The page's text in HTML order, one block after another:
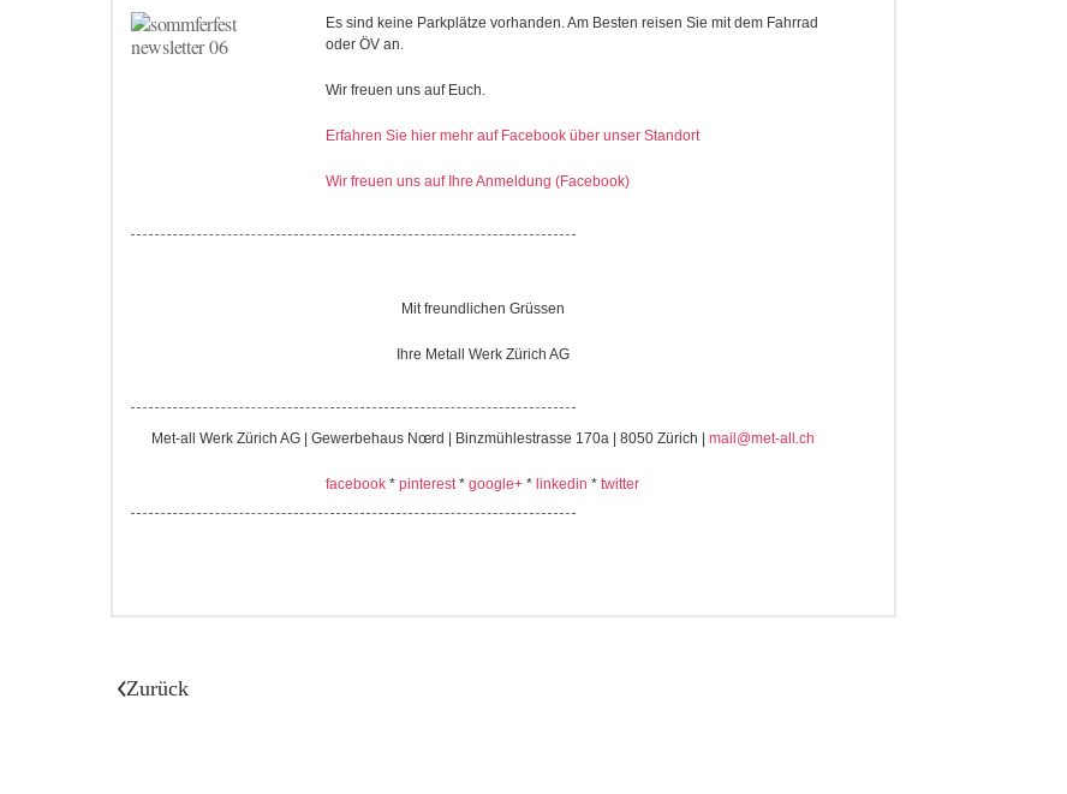
Es sind keine Parkplätze vorhanden. Am Besten reisen Sie mit dem Fahrrad
oder ÖV an.
Wir freuen uns auf Euch.
Erfahren Sie hier mehr auf Facebook über unser Standort
Wir freuen uns auf Ihre Anmeldung (Facebook)
Mit freundlichen Grüssen
Ihre Metall Werk Zürich AG
Met-all Werk Zürich AG | Gewerbehaus Nœrd | Binzmühlestrasse 170a | 8050 Zürich | mail@met-all.ch
facebook * pinterest* google+ * linkedin * twitter
Zurück